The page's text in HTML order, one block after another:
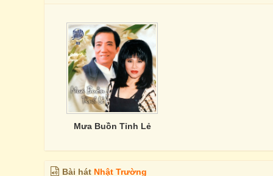
Mưa Buồn Tỉnh Lẻ
Bài hát Nhật Trường